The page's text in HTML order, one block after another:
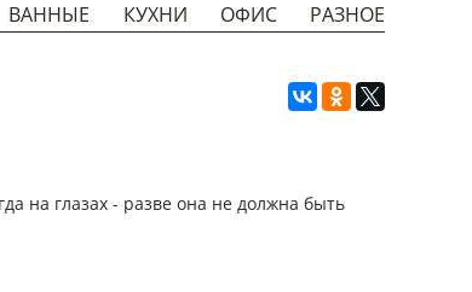
Польза
ВАННЫЕ КУХНИ ОФИС РАЗНОЕ
на глазах - разве она не должна быть